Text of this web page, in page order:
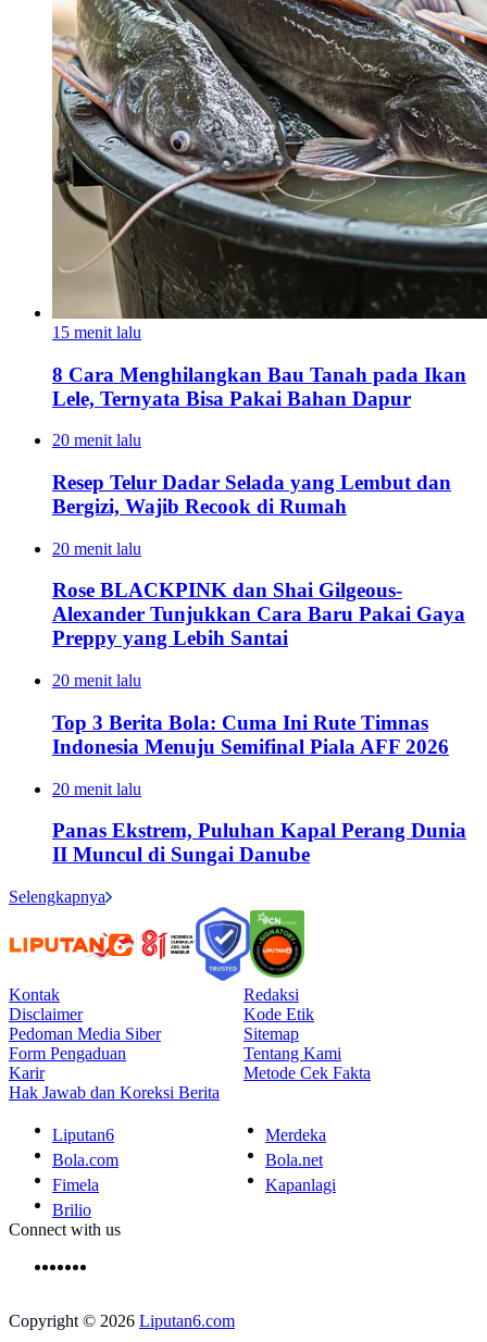
15 menit lalu
8 Cara Menghilangkan Bau Tanah pada Ikan
Lele, Ternyata Bisa Pakai Bahan Dapur
20 menit lalu
Resep Telur Dadar Selada yang Lembut dan
Bergizi, Wajib Recook di Rumah
20 menit lalu
Rose BLACKPINK dan Shai Gilgeous-
Alexander Tunjukkan Cara Baru Pakai Gaya
Preppy yang Lebih Santai
20 menit lalu
Top 3 Berita Bola: Cuma Ini Rute Timnas
Indonesia Menuju Semifinal Piala AFF 2026
20 menit lalu
Panas Ekstrem, Puluhan Kapal Perang Dunia
II Muncul di Sungai Danube
Selengkapnya
Kontak
Redaksi
Disclaimer
Kode Etik
Pedoman Media Siber
Sitemap
Form Pengaduan
Tentang Kami
Karir
Metode Cek Fakta
Hak Jawab dan Koreksi Berita
Liputan6
Merdeka
Bola.com
Bola.net
Fimela
Kapanlagi
Brilio
Connect with us
Copyright © 2026 Liputan6.com